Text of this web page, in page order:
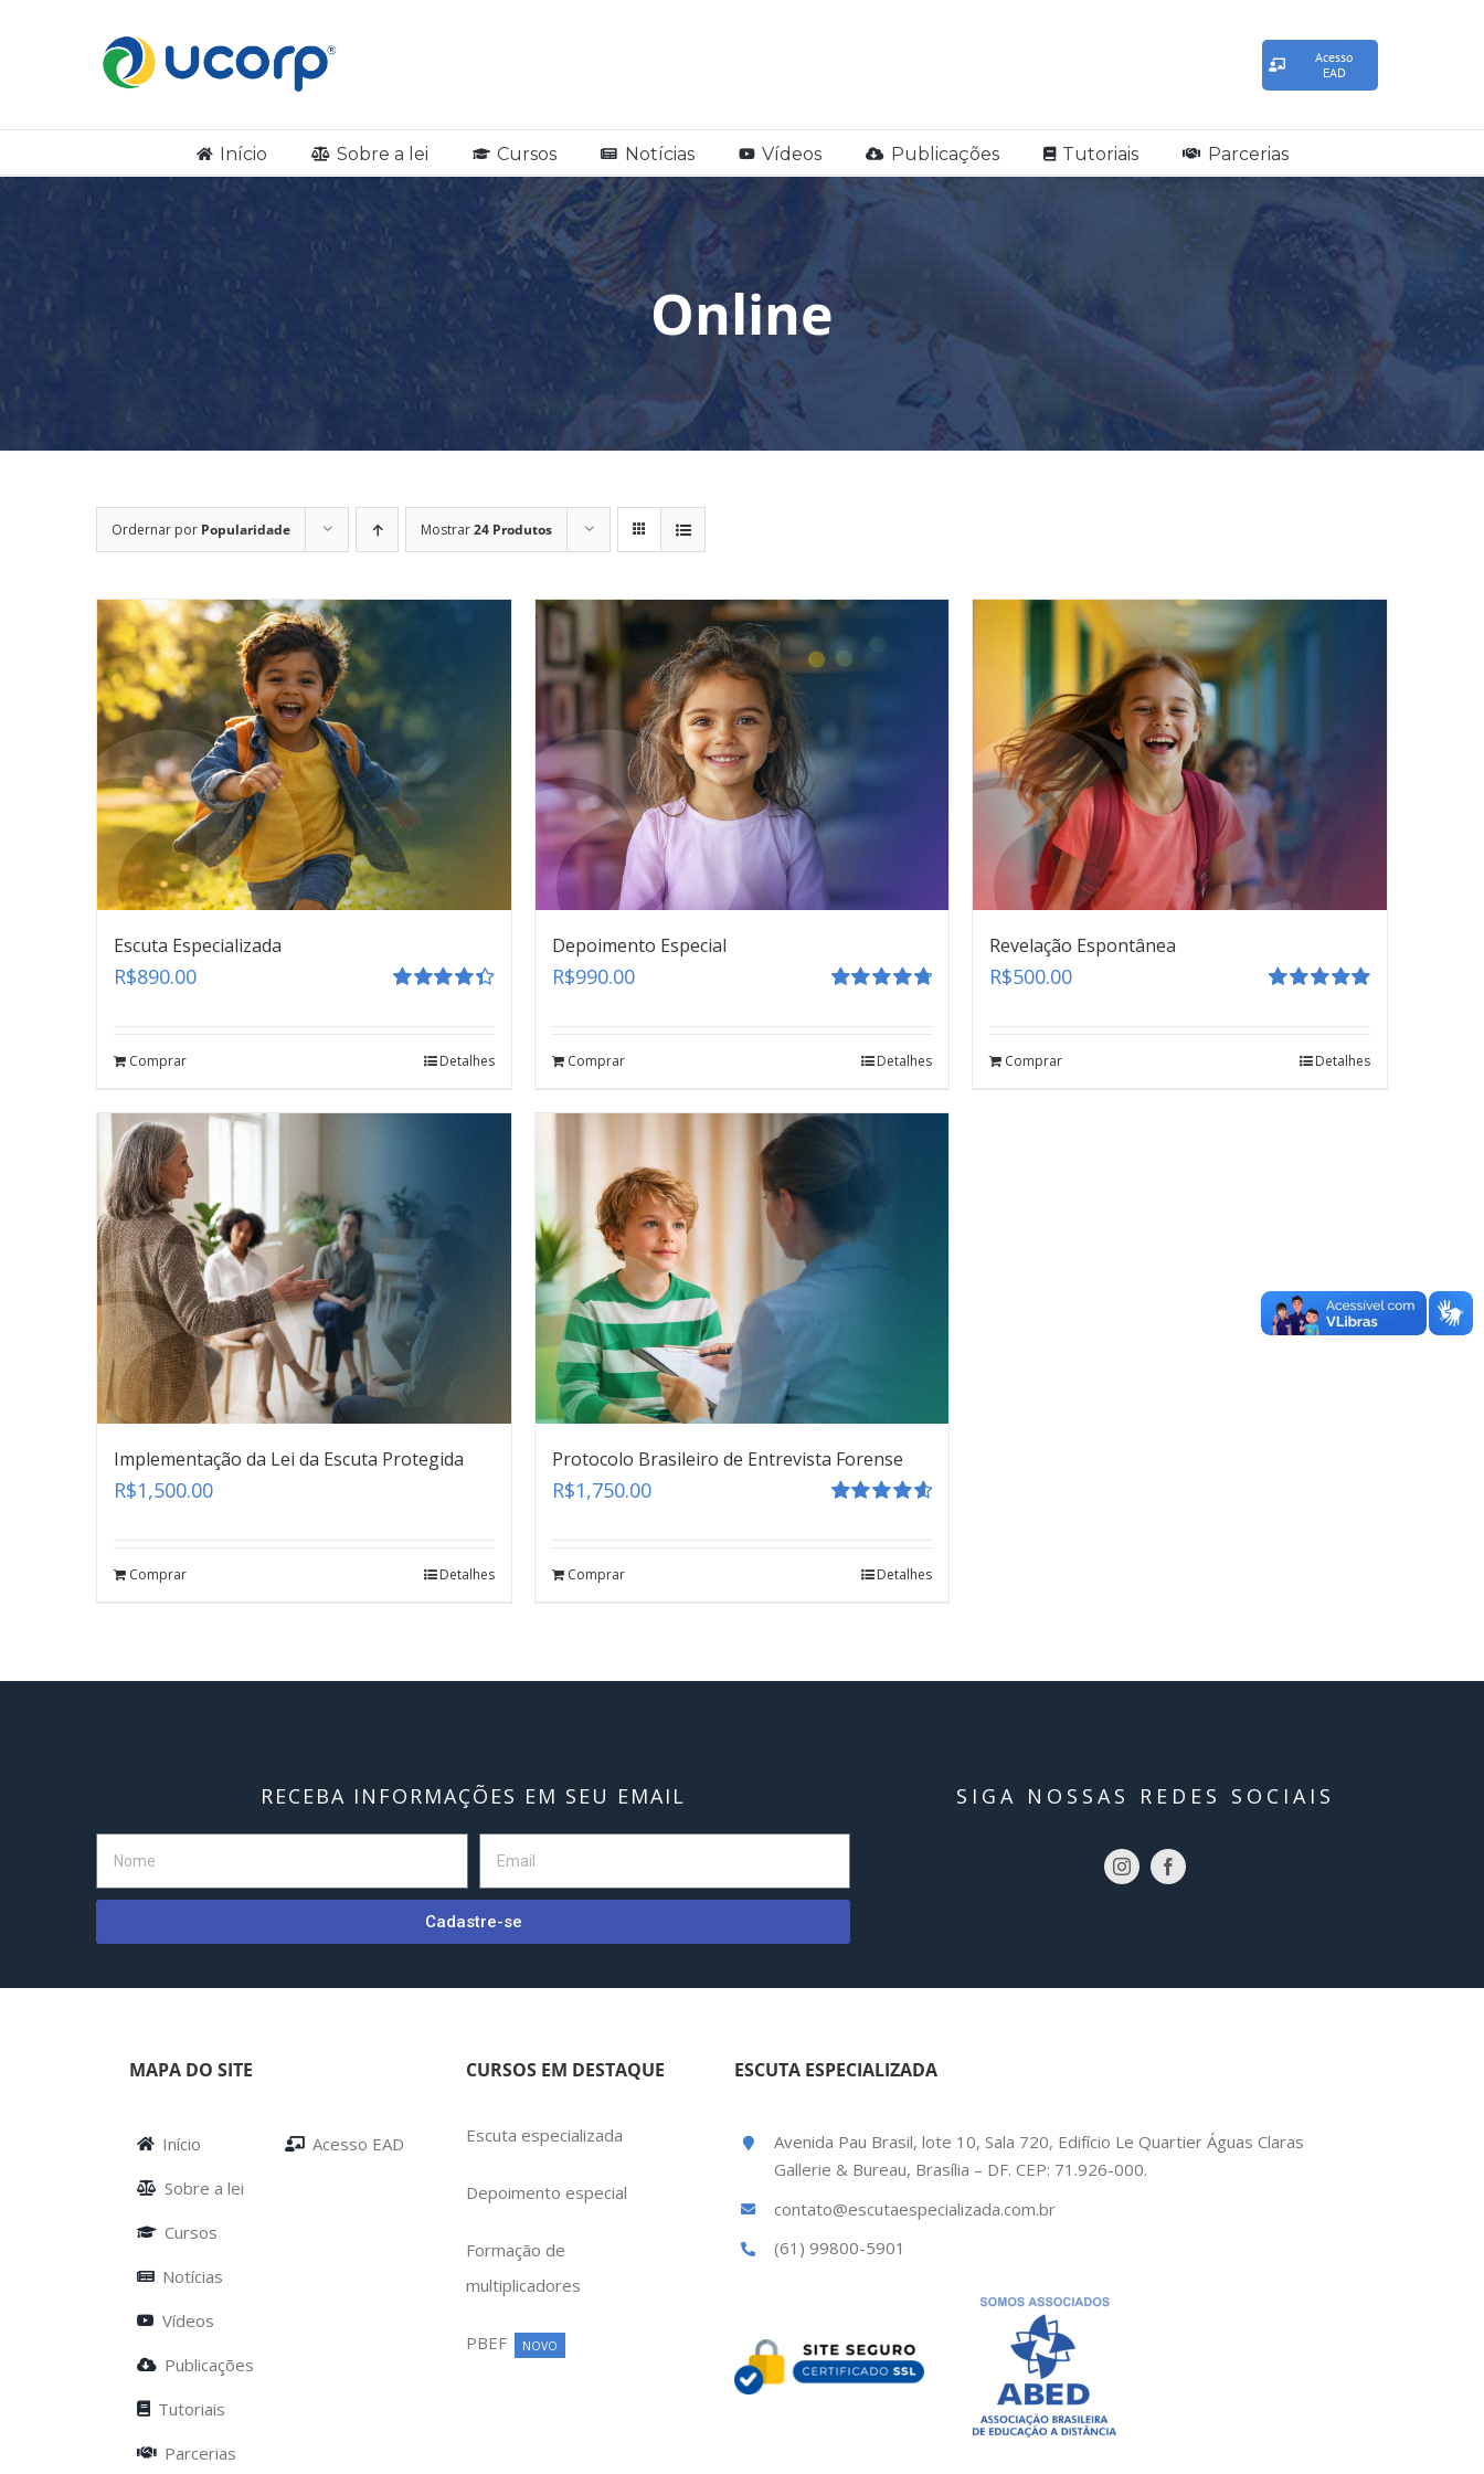
Acesso
EAD
Início Sobre a lei Cursos Notícias Vídeos Publicações Tutoriais Parcerias
Online
Ordernar por Popularidade Mostrar24 Produtos
Escuta Especializada
R$890.00
Comprar Detalhes
Depoimento Especial
R$990.00
Comprar Detalhes
Revelação Espontânea
R$500.00
Comprar Detalhes
Implementação da Lei da Escuta Protegida
R$1,500.00
Comprar Detalhes
Protocolo Brasileiro de Entrevista Forense
R$1,750.00
Comprar Detalhes
RECEBA INFORMAÇÕES EM SEU EMAIL
Cadastre-se
SIGA NOSSAS REDES SOCIAIS
MAPA DO SITE
Início
Sobre a lei
Cursos
Notícias
Vídeos
Publicações
Tutoriais
Parcerias
Acesso EAD
CURSOS EM DESTAQUE
Escuta especializada
Depoimento especial
Formação de
multiplicadores
PBEF NOVO
ESCUTA ESPECIALIZADA
Avenida Pau Brasil, lote 10, Sala 720, Edifício Le Quartier Águas Claras
Gallerie & Bureau, Brasília – DF. CEP: 71.926-000.
contato@escutaespecializada.com.br
(61) 99800-5901
Protocolo Brasileiro de Entrevista Forense
teste
Click here